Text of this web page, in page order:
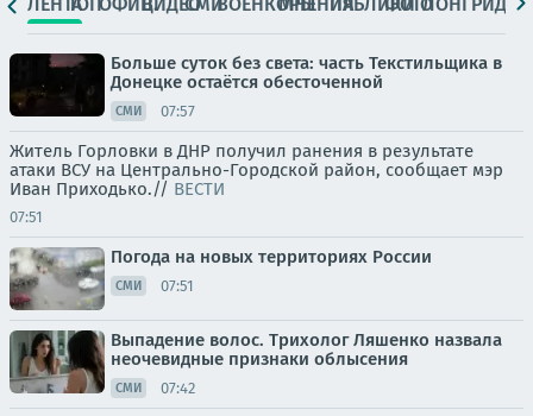
Больше суток без света: часть Текстильщика в
Донецке остаётся обесточенной
СМИ 07:57
Житель Горловки в ДНР получил ранения в результате
атаки ВСУ на Центрально-Городской район, сообщает мэр
Иван Приходько.// ВЕСТИ
07:51
Погода на новых территориях России
СМИ 07:51
Выпадение волос. Трихолог Ляшенко назвала
неочевидные признаки облысения
СМИ 07:42